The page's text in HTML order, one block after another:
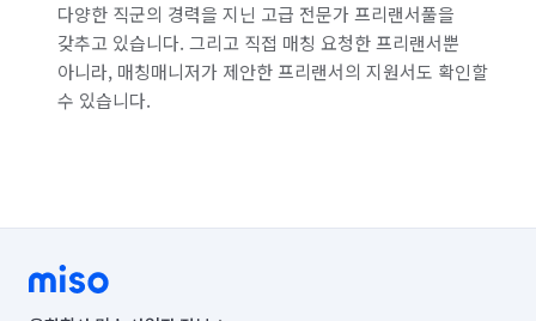
다양한 직군의 경력을 지닌 고급 전문가 프리랜서풀을
갖추고 있습니다. 그리고 직접 매칭 요청한 프리랜서뿐
아니라, 매칭매니저가 제안한 프리랜서의 지원서도 확인할
수 있습니다.